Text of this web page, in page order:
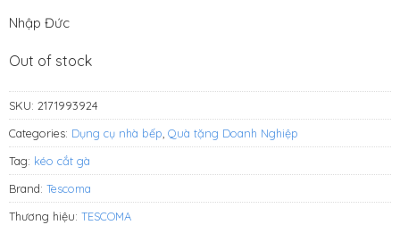
Nhập Đức
Out of stock
SKU: 2171993924
Categories: Dụng cụ nhà bếp Quà tặng Doanh Nghiệp
Tag: kéo cắt gà
Brand: Tescoma
Thương hiệu: TESCOMA